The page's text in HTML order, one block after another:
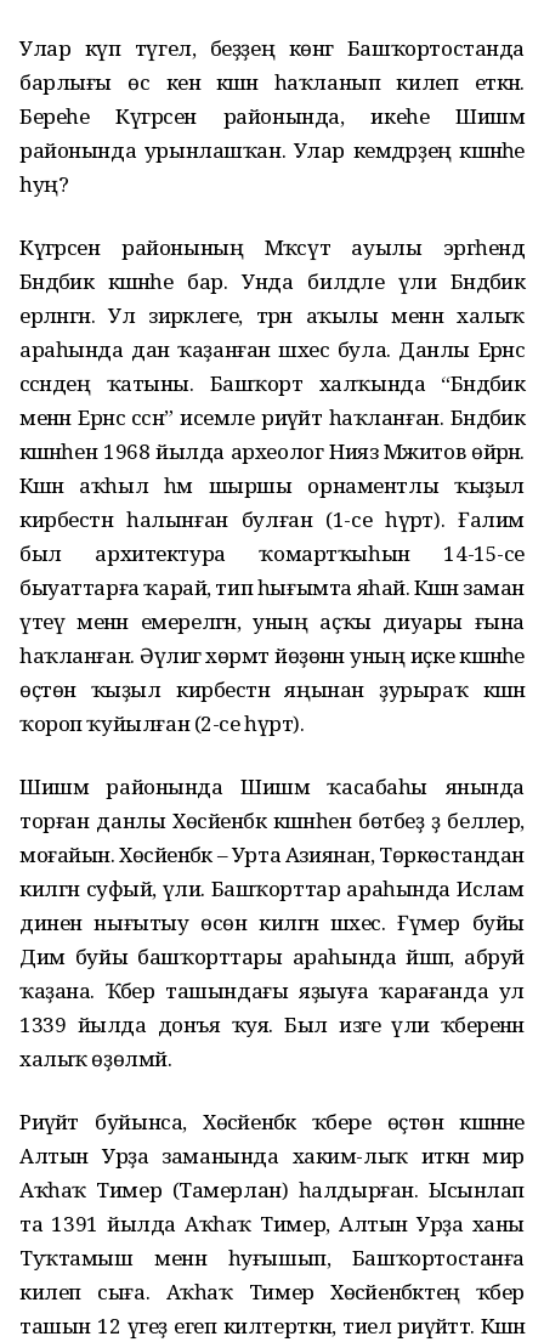
Улар күп түгел, беҙҙең көнгә Башҡортостанда
барлығы өс кенә кәшәнә һаҡланып килеп еткән.
Береһе Күгәрсен районында, икеһе Шишмә
районында урынлашҡан. Улар кемдәрҙең кәшәнәһе
һуң?
Күгәрсен районының Мәҡсүт ауылы эргәһендә
Бәндәбикә кәшәнәһе бар. Унда билдәле әүлиә Бәндәбикә
ерләнгән. Ул зирәклеге, тәрән аҡылы менән халыҡ
араһында дан ҡаҙанған шәхес була. Данлы Ерәнсә
сәсәндең ҡатыны. Башҡорт халҡында “Бәндәбикә
менән Ерәнсә сәсән” исемле риүәйәт һаҡланған. Бәндәбикә
кәшәнәһен 1968 йылда археолог Нияз Мәжитов өйрәнә.
Кәшәнә аҡһыл һәм шыршы орнаментлы ҡыҙыл
кирбестән һалынған булған (1-се һүрәт). Ғалим
был архитектура ҡомартҡыһын 14-15-се
быуаттарға ҡарай, тип һығымта яһай. Кәшәнә заман
үтеү менән емерелгән, уның аҫҡы диуары ғына
һаҡланған. Әүлиәгә хөрмәт йөҙөнән уның иҫке кәшәнәһе
өҫтөнә ҡыҙыл кирбестән яңынан ҙурыраҡ кәшәнә
ҡороп ҡуйылған (2-се һүрәт).
Шишмә районында Шишмә ҡасабаһы янында
торған данлы Хөсәйенбәк кәшәнәһен бөтәбеҙ ҙә беләлер,
моғайын. Хөсәйенбәк – Урта Азиянан, Төркөстандан
килгән суфый, әүлиә. Башҡорттар араһында Ислам
динен нығытыу өсөн килгән шәхес. Ғүмер буйы
Дим буйы башҡорттары араһында йәшәп, абруй
ҡаҙана. Ҡәбер ташындағы яҙыуға ҡарағанда ул
1339 йылда донъя ҡуя. Был изге әүлиә ҡәберенән
халыҡ өҙөлмәй.
Риүәйәт буйынса, Хөсәйенбәк ҡәбере өҫтөнә кәшәнәне
Алтын Урҙа заманында хаким-лыҡ иткән әмир
Аҡһаҡ Тимер (Тамерлан) һалдырған. Ысынлап
та 1391 йылда Аҡһаҡ Тимер, Алтын Урҙа ханы
Туҡтамыш менән һуғышып, Башҡортостанға
килеп сыға. Аҡһаҡ Тимер Хөсәйенбәктең ҡәбер
ташын 12 үгеҙ егеп килтерткән, тиелә риүәйәттә. Кәшәнә